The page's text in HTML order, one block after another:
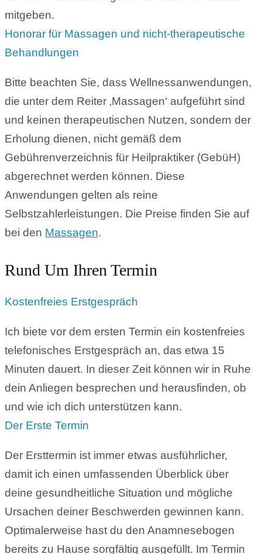
mitgeben.
Honorar für Massagen und nicht-therapeutische
Behandlungen
Bitte beachten Sie, dass Wellnessanwendungen,
die unter dem Reiter ‚Massagen‘ aufgeführt sind
und keinen therapeutischen Nutzen, sondern der
Erholung dienen, nicht gemäß dem
Gebührenverzeichnis für Heilpraktiker (GebüH)
abgerechnet werden können. Diese
Anwendungen gelten als reine
Selbstzahlerleistungen. Die Preise finden Sie auf
bei den Massagen.
Rund Um Ihren Termin
Kostenfreies Erstgespräch
Ich biete vor dem ersten Termin ein kostenfreies
telefonisches Erstgespräch an, das etwa 15
Minuten dauert. In dieser Zeit können wir in Ruhe
dein Anliegen besprechen und herausfinden, ob
und wie ich dich unterstützen kann.
Der Erste Termin
Der Ersttermin ist immer etwas ausführlicher,
damit ich einen umfassenden Überblick über
deine gesundheitliche Situation und mögliche
Ursachen deiner Beschwerden gewinnen kann.
Optimalerweise hast du den Anamnesebogen
bereits zu Hause sorgfältig ausgefüllt. Im Termin